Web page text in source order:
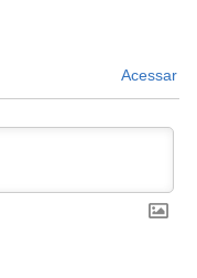
Acessar